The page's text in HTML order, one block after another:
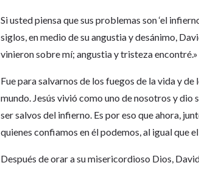
Si usted piensa que sus problemas son ‘el
siglos, en medio de su angustia y desánimo,
vinieron sobre mí; angustia y tristeza encontré.»
Fue para salvarnos de los fuegos de la vida y
mundo. Jesús vivió como uno de nosotros y
ser salvos del infierno. Es por eso que ahora,
quienes confiamos en él podemos, al igual que
Después de orar a su misericordioso Dios,